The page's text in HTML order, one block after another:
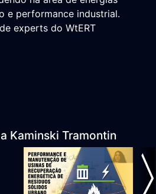
e performance industrial.
experts do WtERT
Kaminski Tramontin